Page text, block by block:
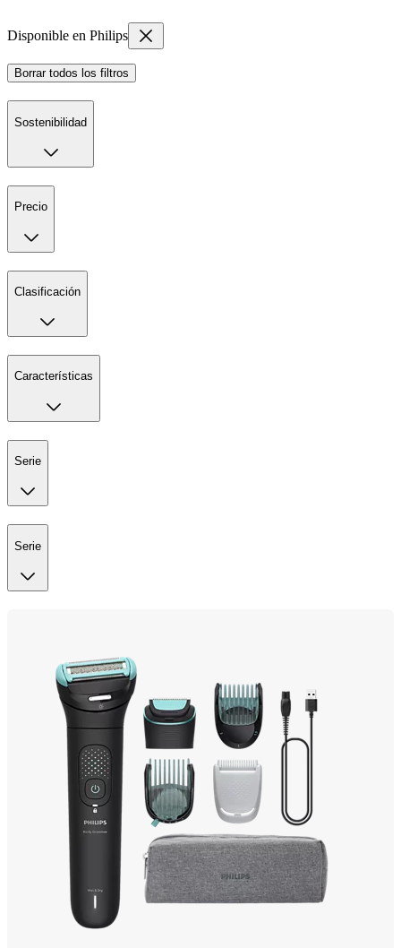
Disponible en Philips
Borrar todos los filtros
Sostenibilidad
Precio
Clasificación
Características
Serie
Serie